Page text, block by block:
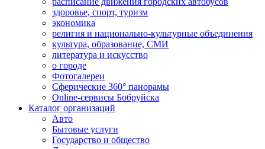
здоровье, спорт, туризм
экономика
религия и национально-культурные объединения
культура, образование, СМИ
литература и искусство
о городе
Фотогалереи
Сферические 360° панорамы
Online-сервисы Бобруйска
Каталог организаций
Авто
Бытовые услуги
Государство и общество